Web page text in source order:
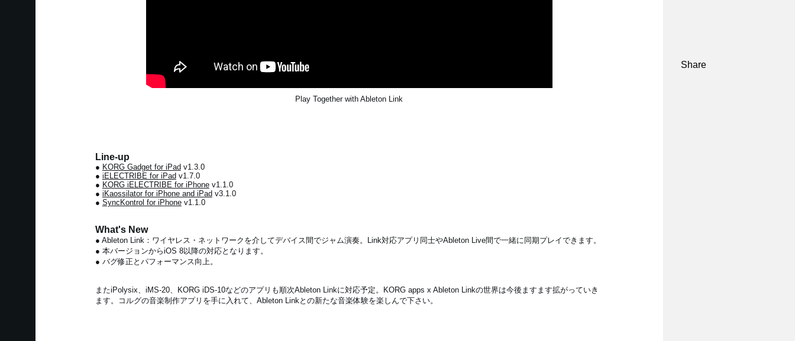
Play Together with Ableton Link
Line-up
● KORG Gadget for iPad v1.3.0
● iELECTRIBE for iPad v1.7.0
● KORG iELECTRIBE for iPhonev1.1.0
● iKaossilator for iPhone and iPad v3.1.0
● SyncKontrol for iPhonev1.1.0
What's New
● Ableton Link：ワイヤレス・ネットワークを介してデバイス間でジャム演奏。Link対応アプリ同士やAbleton Live間で一緒に同期プレイできます。
● 本バージョンからiOS 8以降の対応となります。
● バグ修正とパフォーマンス向上。
またiPolysix、iMS-20、KORG iDS-10などのアプリも順次Ableton Linkに対応予定。KORG apps x Ableton Linkの世界は今後ますます拡がっていき
ます。コルグの音楽制作アプリを手に入れて、Ableton Linkとの新たな音楽体験を楽しんで下さい。
Share